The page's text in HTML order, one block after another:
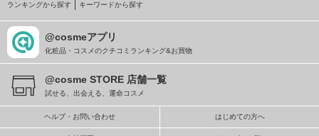
ランキングから探す キーワードから探す
@cosmeアプリ
化粧品・コスメのクチコミランキング&お買物
@cosme STORE 店舗一覧
試せる、出会える、運命コスメ
ヘルプ・お問い合わせ はじめての方へ